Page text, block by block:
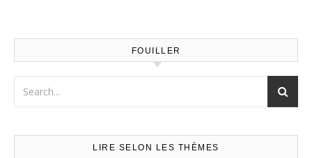
FOUILLER
LIRE SELON LES THÈMES